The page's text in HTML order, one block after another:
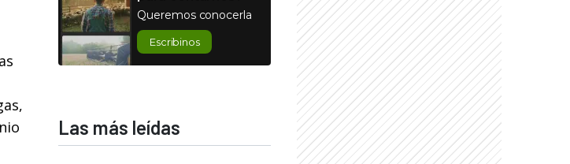
Queremos conocerla
Escribinos
Las más leídas